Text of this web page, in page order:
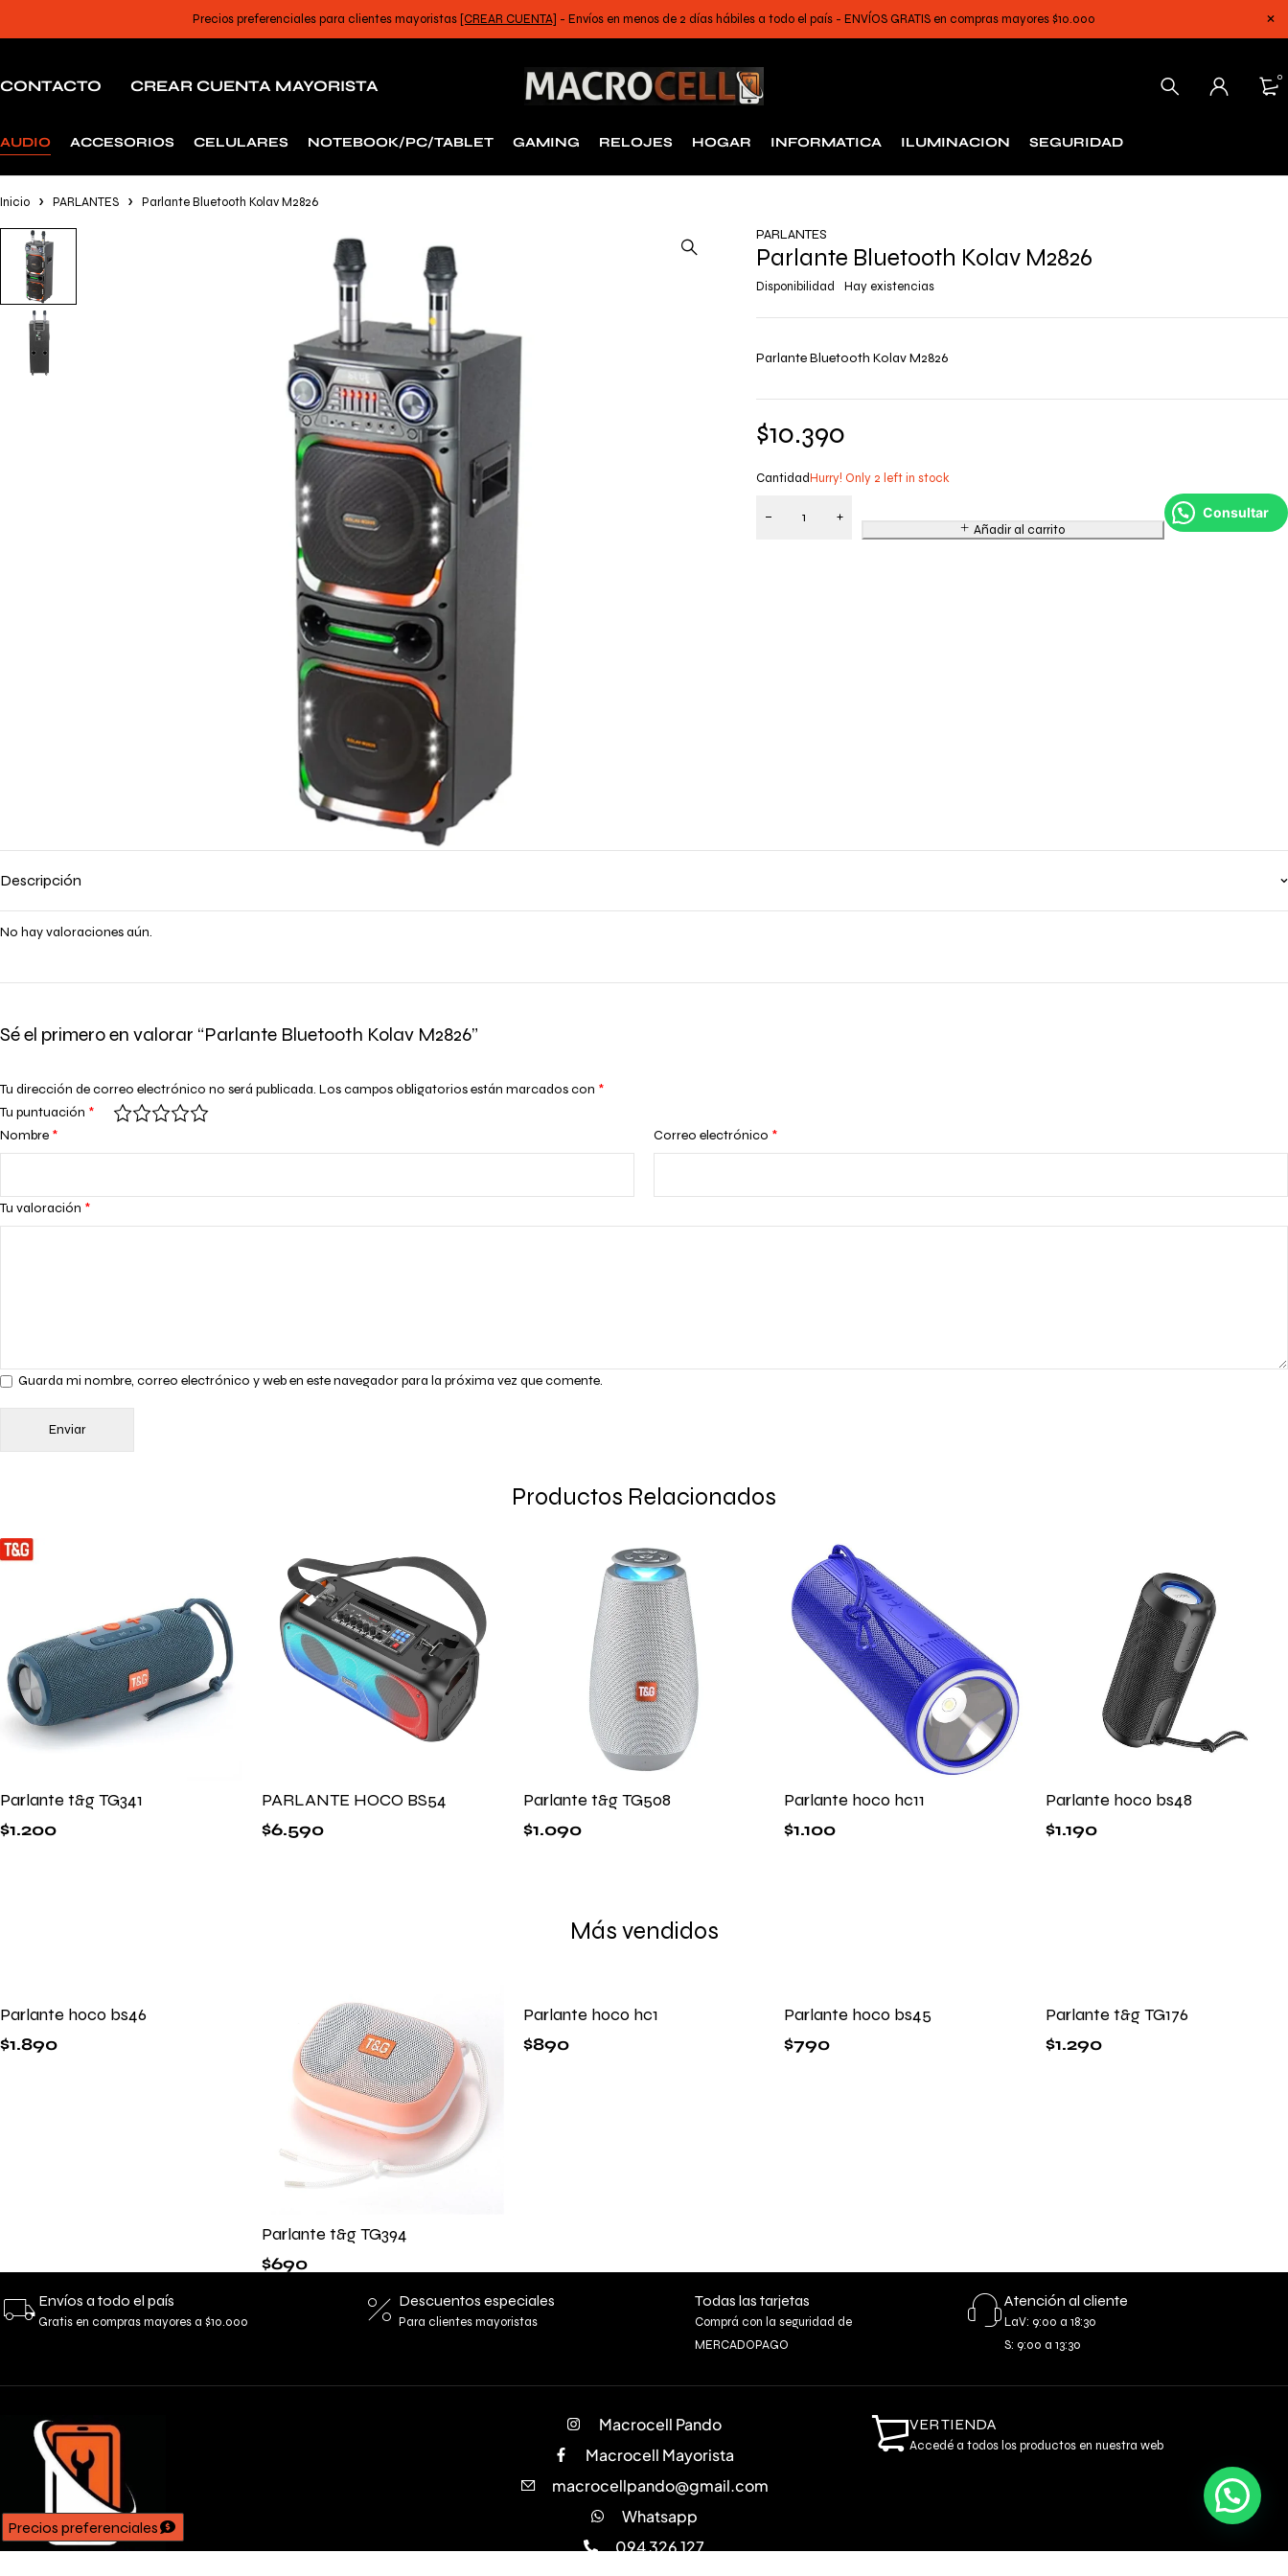
Precios preferenciales para clientes mayoristas [CREAR CUENTA] - Envíos en menos de 2 días hábiles a todo el país - ENVÍOS GRATIS en compras mayores $10.000
CONTACTO CREAR CUENTA MAYORISTA 0
AUDIO ACCESORIOS CELULARES NOTEBOOK/PC/TABLET GAMING RELOJES HOGAR INFORMATICA ILUMINACION SEGURIDAD
Inicio PARLANTES Parlante Bluetooth Kolav M2826
PARLANTES
Parlante Bluetooth Kolav M2826
Disponibilidad Hay existencias
Parlante Bluetooth Kolav M2826
$10.390
CantidadHurry! Only 2 left in stock
Añadir al carrito
Consultar
Descripción
No hay valoraciones aún.
Sé el primero en valorar “Parlante Bluetooth Kolav M2826”
Tu dirección de correo electrónico no será publicada. Los campos obligatorios están marcados con *
Tu puntuación *
Tu valoración *
Nombre * Correo electrónico *
Guarda mi nombre, correo electrónico y web en este navegador para la próxima vez que comente.
Productos Relacionados
Parlante t&g TG341
$1.200
PARLANTE HOCO BS54
$6.590
Parlante t&g TG508
$1.090
Parlante hoco hc11
$1.100
Parlante hoco bs48
$1.190
Más vendidos
Parlante hoco bs46
$1.890
Parlante t&g TG394
$690
Parlante hoco hc1
$890
Parlante hoco bs45
$790
Parlante t&g TG176
$1.290
Envíos a todo el país
Gratis en compras mayores a $10.000
Descuentos especiales
Para clientes mayoristas
Todas las tarjetas
Comprá con la seguridad de
MERCADOPAGO
Atención al cliente
LaV: 9:00 a 18:30
S: 9:00 a 13:30
Macrocell Pando
Macrocell Mayorista
macrocellpando@gmail.com
Whatsapp
094 326 127
VER TIENDA
Accedé a todos los productos en nuestra web
Precios preferenciales